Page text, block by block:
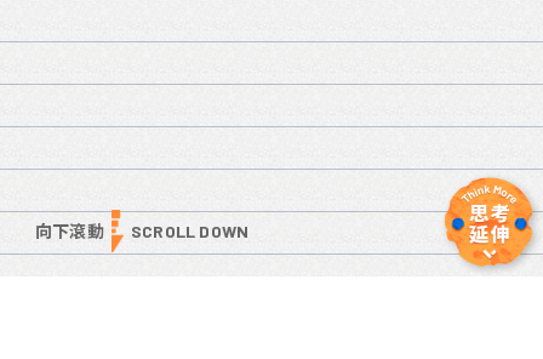
向下滾動 SCROLL DOWN